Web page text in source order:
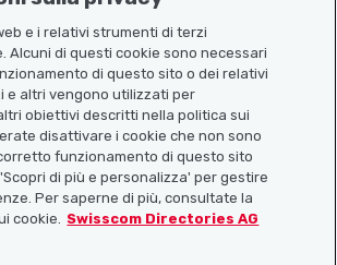
e i relativi strumenti di terzi
Alcuni di questi cookie sono necessari
di questo sito o dei relativi
e altri vengono utilizzati per
obiettivi descritti nella politica sui
disattivare i cookie che non sono
funzionamento di questo sito
di più e personalizza' per gestire
Per saperne di più, consultate la
cookie.
Swisscom Directories AG